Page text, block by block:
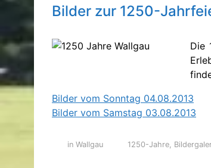
Bilder zur 1250-
Die
Bilder vom Sonntag 04.08.2013
Bilder vom Samstag 03.08.2013
in Wallgau 1250-Jahre,